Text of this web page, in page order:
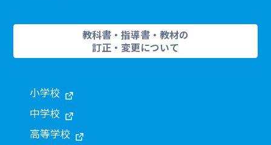
教科書・指導書・教材の
訂正・変更について
小学校
中学校
高等学校